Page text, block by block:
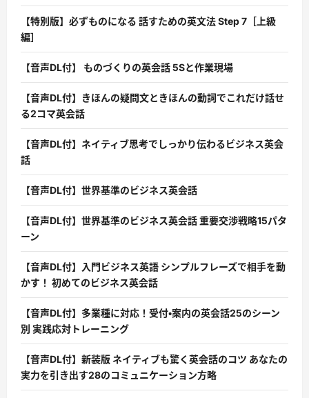
【特別版】必ずものになる 話すための英文法 Step 7［上級
編］
【音声DL付】 ものづくりの英会話 5Sと作業現場
【音声DL付】きほんの疑問文ときほんの動詞でこれだけ話せ
る2コマ英会話
【音声DL付】ネイティブ思考でしっかり伝わるビジネス英会
話
【音声DL付】世界基準のビジネス英会話
【音声DL付】世界基準のビジネス英会話 重要交渉戦略15パタ
ーン
【音声DL付】入門ビジネス英語 シンプルフレーズで相手を動
かす！ 初めてのビジネス英会話
【音声DL付】多業種に対応！受付・案内の英会話25のシーン
別 実践応対トレーニング
【音声DL付】新装版 ネイティブも驚く英会話のコツ あなたの
実力を引き出す28のコミュニケーション方略